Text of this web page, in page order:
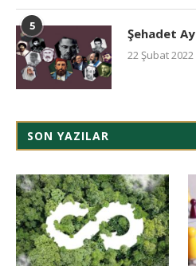
5 Şehadet
22 Şubat 2022
SON YAZILAR